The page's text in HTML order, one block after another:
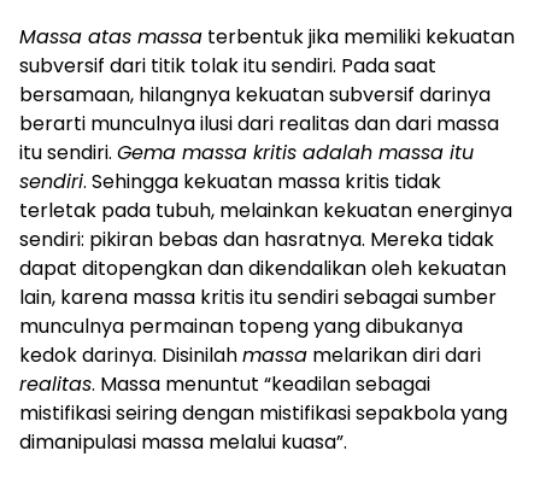
Massa atas massa terbentuk jika memiliki kekuatan
subversif dari titik tolak itu sendiri. Pada saat
bersamaan, hilangnya kekuatan subversif darinya
berarti munculnya ilusi dari realitas dan dari massa
itu sendiri. Gema massa kritis adalah massa itu
sendiri. Sehingga kekuatan massa kritis tidak
terletak pada tubuh, melainkan kekuatan energinya
sendiri: pikiran bebas dan hasratnya. Mereka tidak
dapat ditopengkan dan dikendalikan oleh kekuatan
lain, karena massa kritis itu sendiri sebagai sumber
munculnya permainan topeng yang dibukanya
kedok darinya. Disinilahmassa melarikan diri dari
realitas. Massa menuntut “keadilan sebagai
mistifikasi seiring dengan mistifikasi sepakbola yang
dimanipulasi massa melalui kuasa”.